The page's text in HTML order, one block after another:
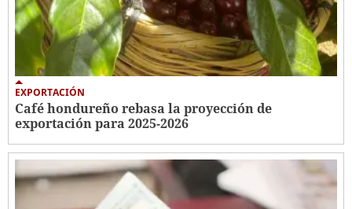
EXPORTACIÓN
Café hondureño rebasa la proyección de
exportación para 2025-2026